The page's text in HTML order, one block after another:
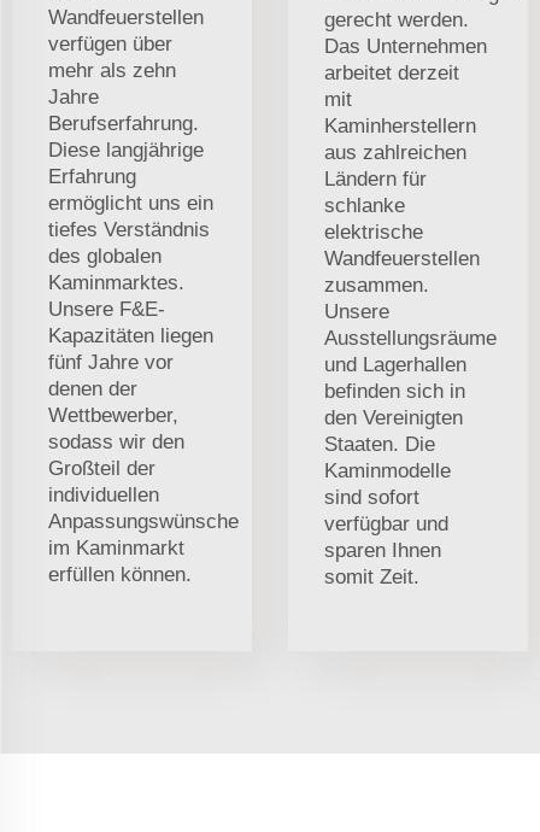
Wandfeuerstellen
verfügen über
mehr als zehn
Jahre
Berufserfahrung.
Diese langjährige
Erfahrung
ermöglicht uns ein
tiefes Verständnis
des globalen
Kaminmarktes.
Unsere F&E-
Kapazitäten liegen
fünf Jahre vor
denen der
Wettbewerber,
sodass wir den
Großteil der
individuellen
Anpassungswünsche
im Kaminmarkt
erfüllen können.
gerecht werden.
Das Unternehmen
arbeitet derzeit
mit
Kaminherstellern
aus zahlreichen
Ländern für
schlanke
elektrische
Wandfeuerstellen
zusammen.
Unsere
Ausstellungsräume
und Lagerhallen
befinden sich in
den Vereinigten
Staaten. Die
Kaminmodelle
sind sofort
verfügbar und
sparen Ihnen
somit Zeit.